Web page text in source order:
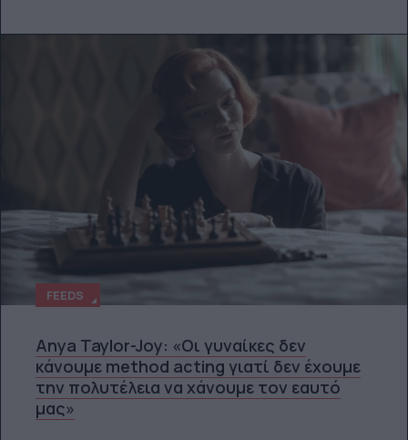
FEEDS
Anya Taylor-Joy: «Οι γυναίκες δεν
κάνουμε method acting γιατί δεν έχουμε
την πολυτέλεια να χάνουμε τον εαυτό
μας»